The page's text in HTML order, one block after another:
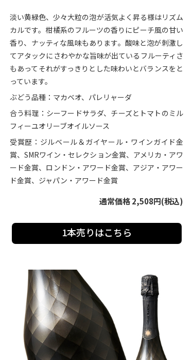
淡い黄緑色、少々大粒の泡が活気よく昇る様はリズム
カルです。柑橘系のフルーツの香りにピーチ風の甘い
香り、ナッティな風味もあります。酸味と泡が刺激し
てアタックにさわやかな旨味が出ているフルーティさ
もあってそれがすっきりとした味わいとバランスをと
っています。
ぶどう品種：マカベオ、パレリャーダ
合う料理：シーフードサラダ、チーズとトマトのミル
フィーユオリーブオイルソース
受賞歴：ジルベール＆ガイヤール・ワインガイド金
賞、SMRワイン・セレクション金賞、アメリカ・アワ
ード金賞、ロンドン・アワード金賞、アジア・アワー
ド金賞、ジャパン・アワード金賞
通常価格 2,508円(税込)
1本売りはこちら